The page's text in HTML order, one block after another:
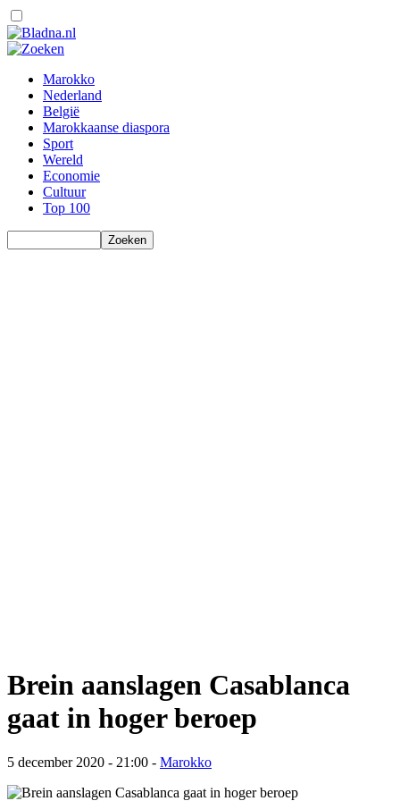
Marokko
Nederland
België
Marokkaanse diaspora
Sport
Wereld
Economie
Cultuur
Top 100
Brein aanslagen Casablanca
gaat in hoger beroep
5 december 2020 - 21:00 - Marokko